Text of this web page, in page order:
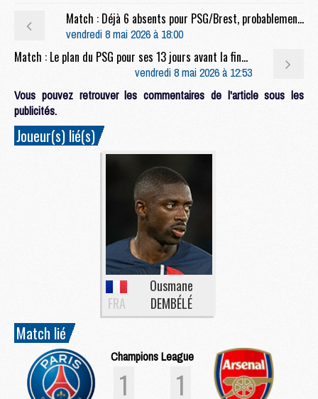
Match : Déjà 6 absents pour PSG/Brest, probablement plus
vendredi 8 mai 2026 à 18:00
Match : Le plan du PSG pour ses 13 jours avant la finale contre Arsenal
vendredi 8 mai 2026 à 12:53
Vous pouvez retrouver les commentaires de l'article sous les
publicités.
Joueur(s) lié(s)
FRA
Ousmane
DEMBÉLÉ
Match lié
Champions League
1 1